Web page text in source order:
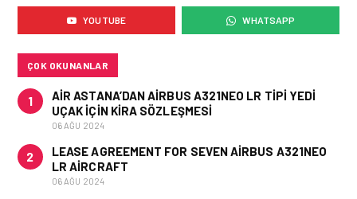
AJET’IN SABIHA
GÖKÇEN’DEKI PAZAR PAYI
ARTIŞI FINANSAL
YOUTUBE WHATSAPP
ÇOK OKUNANLAR
1
AIR ASTANA’DAN AIRBUS A321NEO LR TIPI YEDI
UÇAK IÇIN KIRA SÖZLEŞMESI
06 AĞU 2024
2
LEASE AGREEMENT FOR SEVEN AIRBUS A321NEO
LR AIRCRAFT
06 AĞU 2024